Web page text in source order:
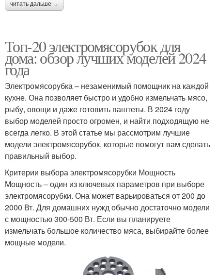
читать дальше →
Топ-20 электромясорубок для
дома: обзор лучших моделей 2024
года
Электромясорубка – незаменимый помощник на каждой
кухне. Она позволяет быстро и удобно измельчать мясо,
рыбу, овощи и даже готовить паштеты. В 2024 году
выбор моделей просто огромен, и найти подходящую не
всегда легко. В этой статье мы рассмотрим лучшие
модели электромясорубок, которые помогут вам сделать
правильный выбор.
Критерии выбора электромясорубки Мощность
Мощность – один из ключевых параметров при выборе
электромясорубки. Она может варьироваться от 200 до
2000 Вт. Для домашних нужд обычно достаточно модели
с мощностью 300-500 Вт. Если вы планируете
измельчать большое количество мяса, выбирайте более
мощные модели.